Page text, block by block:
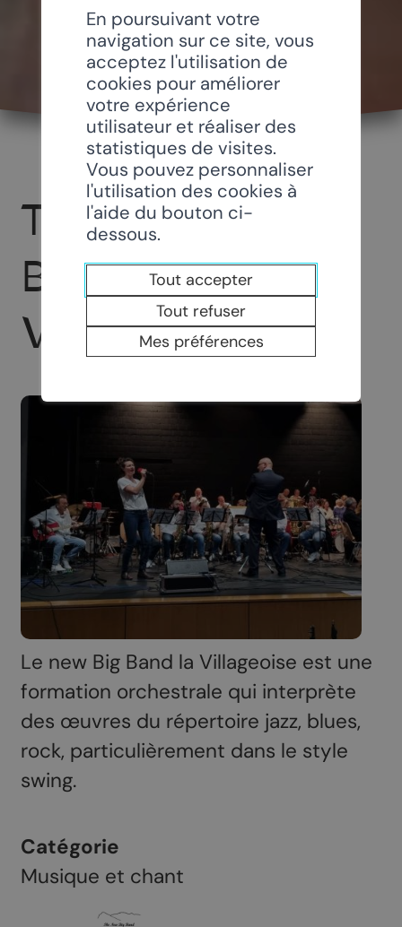
THE NEW BIG
BAND LA
VILLAGEOISE
Le new Big Band la Villageoise est une
formation orchestrale qui interprète
des œuvres du répertoire jazz, blues,
rock, particulièrement dans le style
swing.
Catégorie
Musique et chant
En poursuivant votre
navigation sur ce site, vous
acceptez l'utilisation de
cookies pour améliorer
votre expérience
utilisateur et réaliser des
statistiques de visites.
Vous pouvez personnaliser
l'utilisation des cookies à
l'aide du bouton ci-
dessous.
Tout accepter
Tout refuser
Mes préférences